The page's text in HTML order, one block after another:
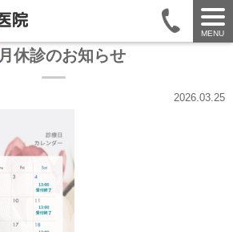
MENU
４月休診のお知らせ
2026.03.25